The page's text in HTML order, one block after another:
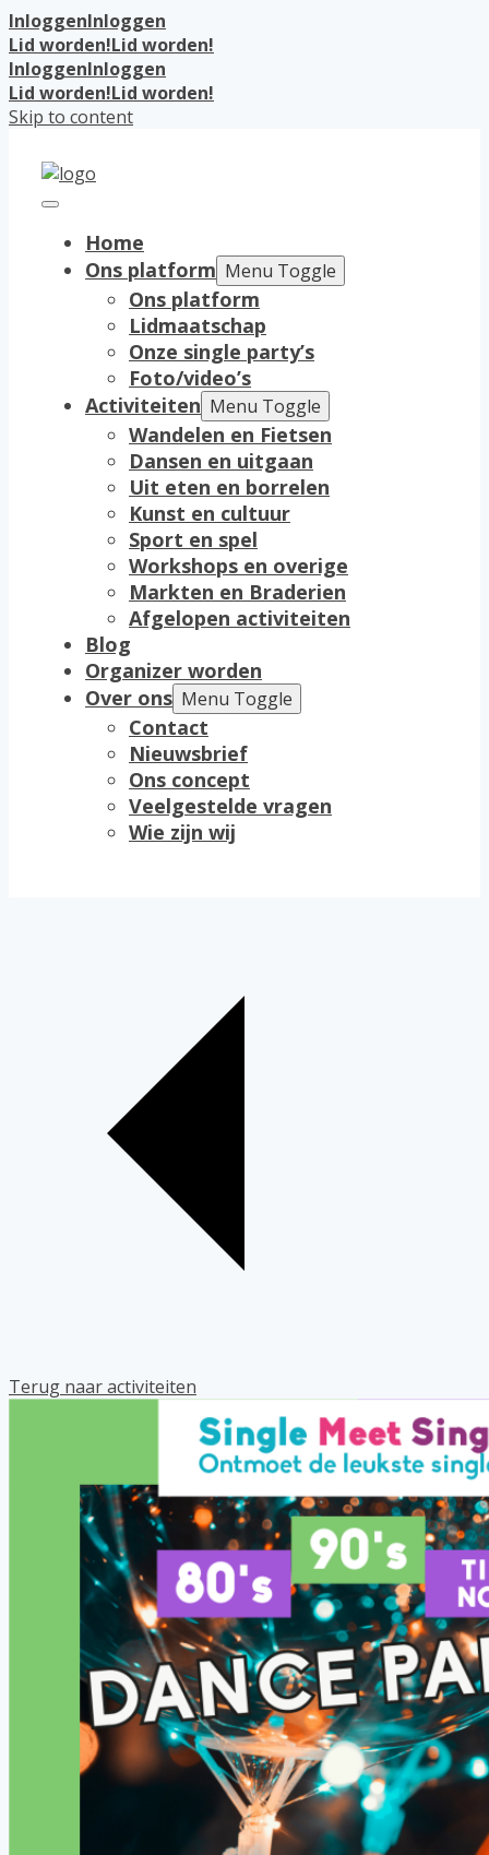
InloggenInloggen
Lid worden!Lid worden!
InloggenInloggen
Lid worden!Lid worden!
Skip to content
Home
Ons platform Menu Toggle
Ons platform
Lidmaatschap
Onze single party’s
Foto/video’s
Activiteiten Menu Toggle
Wandelen en Fietsen
Dansen en uitgaan
Uit eten en borrelen
Kunst en cultuur
Sport en spel
Workshops en overige
Markten en Braderien
Afgelopen activiteiten
Blog
Organizer worden
Over ons Menu Toggle
Contact
Nieuwsbrief
Ons concept
Veelgestelde vragen
Wie zijn wij
Terug naar activiteiten